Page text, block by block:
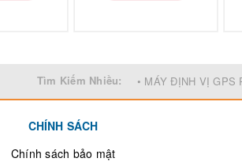
Tìm Kiếm Nhiều: • MÁY ĐỊNH VỊ GPS
CHÍNH SÁCH
Chính sách bảo mật